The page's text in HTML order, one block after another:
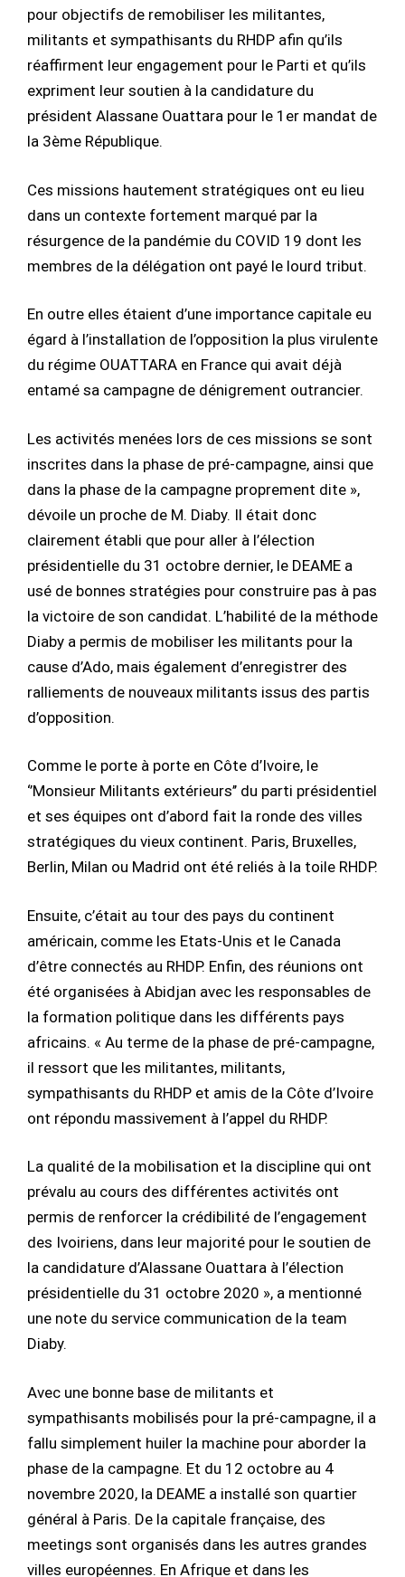
pour objectifs de remobiliser les militantes,
militants et sympathisants du RHDP afin qu’ils
réaffirment leur engagement pour le Parti et qu’ils
expriment leur soutien à la candidature du
président Alassane Ouattara pour le 1er mandat de
la 3ème République.
Ces missions hautement stratégiques ont eu lieu
dans un contexte fortement marqué par la
résurgence de la pandémie du COVID 19 dont les
membres de la délégation ont payé le lourd tribut.
En outre elles étaient d’une importance capitale eu
égard à l’installation de l’opposition la plus virulente
du régime OUATTARA en France qui avait déjà
entamé sa campagne de dénigrement outrancier.
Les activités menées lors de ces missions se sont
inscrites dans la phase de pré-campagne, ainsi que
dans la phase de la campagne proprement dite »,
dévoile un proche de M. Diaby. Il était donc
clairement établi que pour aller à l’élection
présidentielle du 31 octobre dernier, le DEAME a
usé de bonnes stratégies pour construire pas à pas
la victoire de son candidat. L’habilité de la méthode
Diaby a permis de mobiliser les militants pour la
cause d’Ado, mais également d’enregistrer des
ralliements de nouveaux militants issus des partis
d’opposition.
Comme le porte à porte en Côte d’Ivoire, le
‘’Monsieur Militants extérieurs’’ du parti présidentiel
et ses équipes ont d’abord fait la ronde des villes
stratégiques du vieux continent. Paris, Bruxelles,
Berlin, Milan ou Madrid ont été reliés à la toile RHDP.
Ensuite, c’était au tour des pays du continent
américain, comme les Etats-Unis et le Canada
d’être connectés au RHDP. Enfin, des réunions ont
été organisées à Abidjan avec les responsables de
la formation politique dans les différents pays
africains. « Au terme de la phase de pré-campagne,
il ressort que les militantes, militants,
sympathisants du RHDP et amis de la Côte d’Ivoire
ont répondu massivement à l’appel du RHDP.
La qualité de la mobilisation et la discipline qui ont
prévalu au cours des différentes activités ont
permis de renforcer la crédibilité de l’engagement
des Ivoiriens, dans leur majorité pour le soutien de
la candidature d’Alassane Ouattara à l’élection
présidentielle du 31 octobre 2020 », a mentionné
une note du service communication de la team
Diaby.
Avec une bonne base de militants et
sympathisants mobilisés pour la pré-campagne, il a
fallu simplement huiler la machine pour aborder la
phase de la campagne. Et du 12 octobre au 4
novembre 2020, la DEAME a installé son quartier
général à Paris. De la capitale française, des
meetings sont organisés dans les autres grandes
villes européennes. En Afrique et dans les